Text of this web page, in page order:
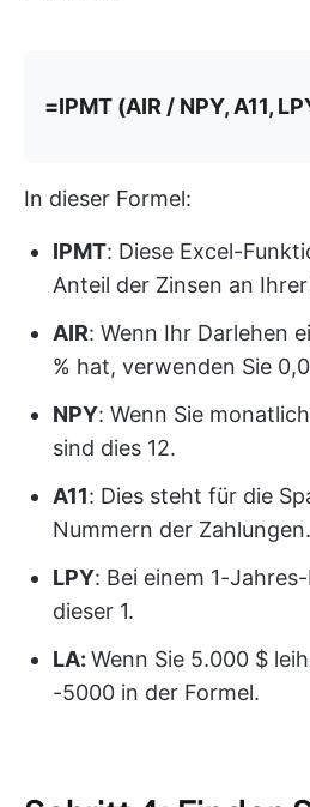
=IPMT (AIR / NPY, A11,
In dieser Formel:
IPMT: Diese Excel-
Anteil der Zinsen an
AIR: Wenn Ihr Darlehen
% hat, verwenden Sie
NPY: Wenn Sie
sind dies 12.
A11: Dies steht für die
Nummern der Zahlungen.
LPY: Bei einem 1-
dieser 1.
LA: Wenn Sie 5.000 $
-5000 in der Formel.